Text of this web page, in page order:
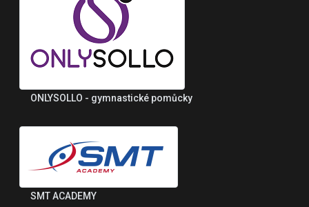
ONLYSOLLO - gymnastické pomůcky
SMT ACADEMY